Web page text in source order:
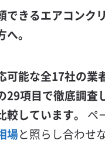
できるエアコンク
。
可能な全17社の業
29項目で徹底調査
しています。
ペ
場と照らし合わせ